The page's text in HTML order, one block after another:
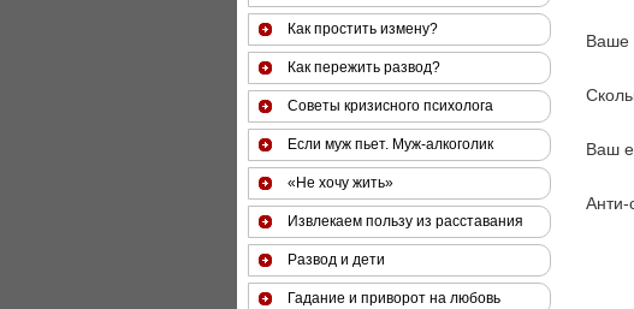
Ваше
Ваш
Анти-
Как простить измену?
Как пережить развод?
Советы кризисного психолога
Если муж пьет. Муж-алкоголик
«Не хочу жить»
Извлекаем пользу из расставания
Развод и дети
Гадание и приворот на любовь